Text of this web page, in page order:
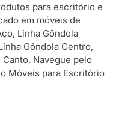
para escritório e
em móveis de
Linha Gôndola
Gôndola Centro,
Canto. Navegue pelo
Móveis para Escritório